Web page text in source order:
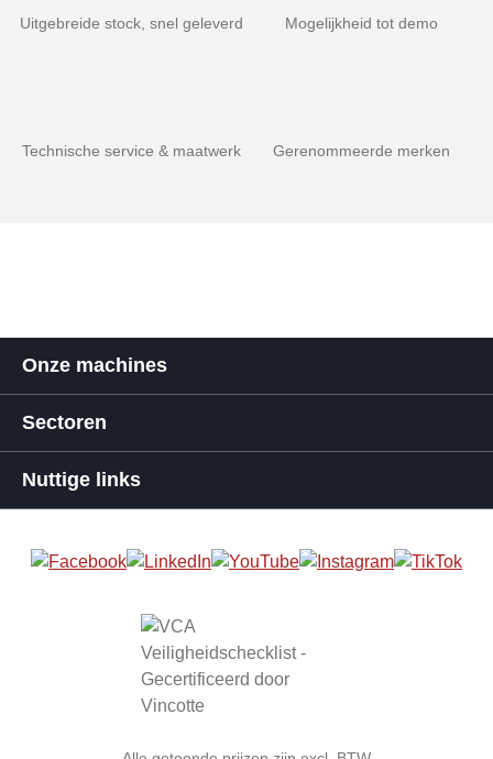
Uitgebreide stock, snel geleverd Mogelijkheid tot demo
Technische service & maatwerk Gerenommeerde merken
Onze machines
Sectoren
Nuttige links